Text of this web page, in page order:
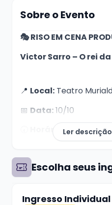
Sobre o Evento
🎭 RISO EM CENA
Victor Sarro – O rei
📍 Local: Teatro
📅 Data:10/10
Horário:20h
Prepare-se para uma
um espetáculo
Ler
Escolha seus
Ingresso Individual